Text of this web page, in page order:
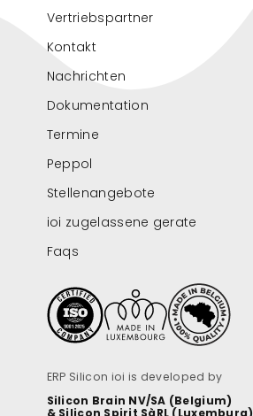
Vertriebspartner
Kontakt
Nachrichten
Dokumentation
Termine
Peppol
Stellenangebote
ioi zugelassene gerate
Faqs
ERP Silicon ioi is developed by
Silicon Brain NV/SA (Belgium)
& Silicon Spirit SàRL (Luxemburg)